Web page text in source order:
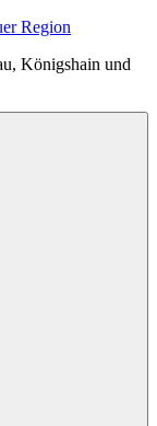
Region
Königshain und